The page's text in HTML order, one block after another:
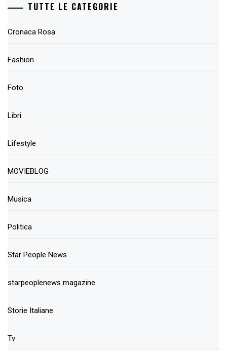
TUTTE LE CATEGORIE
Cronaca Rosa
Fashion
Foto
Libri
Lifestyle
MOVIEBLOG
Musica
Politica
Star People News
starpeoplenews magazine
Storie Italiane
Tv